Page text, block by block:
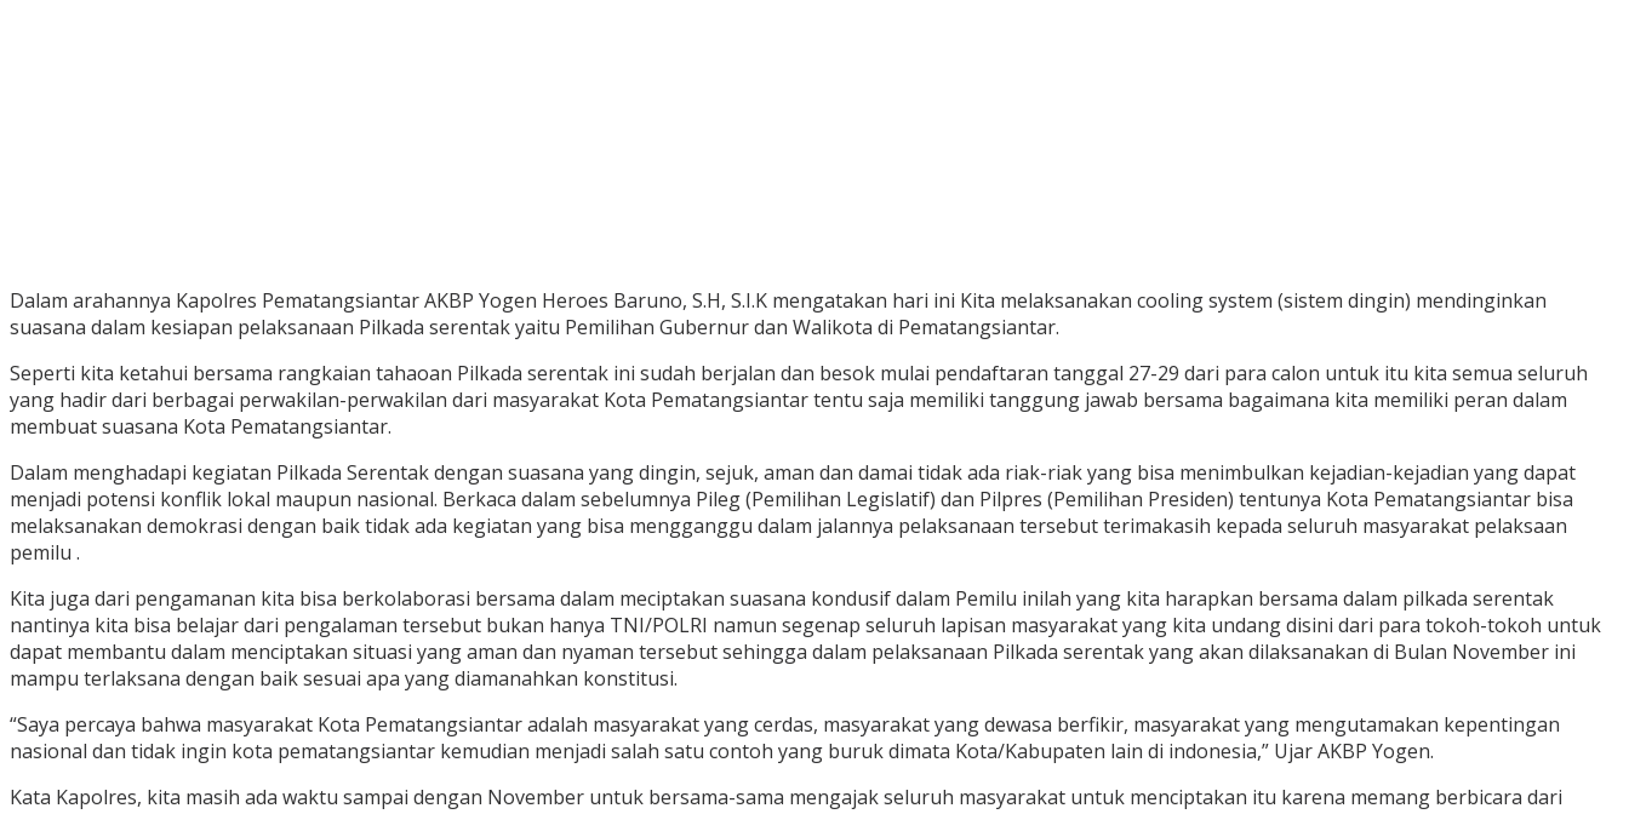
Dalam arahannya Kapolres Pematangsiantar AKBP Yogen Heroes Baruno, S.H, S.I.K mengatakan hari ini Kita melaksanakan cooling system (sistem dingin) mendinginkan
suasana dalam kesiapan pelaksanaan Pilkada serentak yaitu Pemilihan Gubernur dan Walikota di Pematangsiantar.
Seperti kita ketahui bersama rangkaian tahaoan Pilkada serentak ini sudah berjalan dan besok mulai pendaftaran tanggal 27-29 dari para calon untuk itu kita semua seluruh
yang hadir dari berbagai perwakilan-perwakilan dari masyarakat Kota Pematangsiantar tentu saja memiliki tanggung jawab bersama bagaimana kita memiliki peran dalam
membuat suasana Kota Pematangsiantar.
Dalam menghadapi kegiatan Pilkada Serentak dengan suasana yang dingin, sejuk, aman dan damai tidak ada riak-riak yang bisa menimbulkan kejadian-kejadian yang dapat
menjadi potensi konflik lokal maupun nasional. Berkaca dalam sebelumnya Pileg (Pemilihan Legislatif) dan Pilpres (Pemilihan Presiden) tentunya Kota Pematangsiantar bisa
melaksanakan demokrasi dengan baik tidak ada kegiatan yang bisa mengganggu dalam jalannya pelaksanaan tersebut terimakasih kepada seluruh masyarakat pelaksaan
pemilu .
Kita juga dari pengamanan kita bisa berkolaborasi bersama dalam meciptakan suasana kondusif dalam Pemilu inilah yang kita harapkan bersama dalam pilkada serentak
nantinya kita bisa belajar dari pengalaman tersebut bukan hanya TNI/POLRI namun segenap seluruh lapisan masyarakat yang kita undang disini dari para tokoh-tokoh untuk
dapat membantu dalam menciptakan situasi yang aman dan nyaman tersebut sehingga dalam pelaksanaan Pilkada serentak yang akan dilaksanakan di Bulan November ini
mampu terlaksana dengan baik sesuai apa yang diamanahkan konstitusi.
“Saya percaya bahwa masyarakat Kota Pematangsiantar adalah masyarakat yang cerdas, masyarakat yang dewasa berfikir, masyarakat yang mengutamakan kepentingan
nasional dan tidak ingin kota pematangsiantar kemudian menjadi salah satu contoh yang buruk dimata Kota/Kabupaten lain di indonesia,” Ujar AKBP Yogen.
Kata Kapolres, kita masih ada waktu sampai dengan November untuk bersama-sama mengajak seluruh masyarakat untuk menciptakan itu karena memang berbicara dari